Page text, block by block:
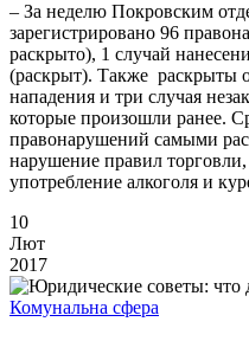
– За неделю Покровским
зарегистрировано 96
раскрыто), 1 случай
(раскрыт). Также раскрыты
нападения и три случая
которые произошли ранее.
правонарушений самыми
нарушение правил торговли,
употребление алкоголя и
10
Лют
2017
Комунальна сфера